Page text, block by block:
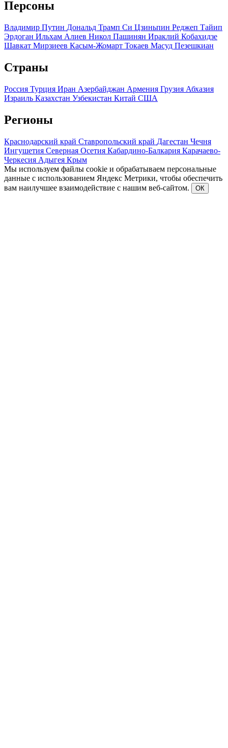
Персоны
Владимир Путин Дональд Трамп Си Цзиньпин Реджеп Тайип
Эрдоган Ильхам Алиев Никол Пашинян Ираклий Кобахидзе
Шавкат Мирзиеев Касым-Жомарт Токаев Масуд Пезешкиан
Страны
Россия Турция Иран Азербайджан Армения Грузия Абхазия
Израиль Казахстан Узбекистан Китай США
Регионы
Краснодарский край Ставропольский край Дагестан Чечня
Ингушетия Северная Осетия Кабардино-Балкария Карачаево-
Черкесия Адыгея Крым
Мы используем файлы cookie и обрабатываем персональные
данные с использованием Яндекс Метрики, чтобы обеспечить
вам наилучшее взаимодействие с нашим веб-сайтом.
ОК